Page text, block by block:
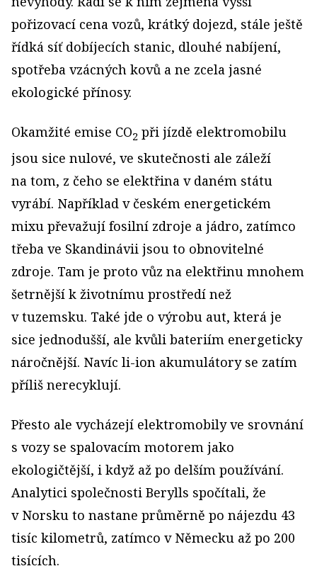
pořizovací cena vozů, krátký dojezd, stále ještě
řídká síť dobíjecích stanic, dlouhé nabíjení,
spotřeba vzácných kovů a ne zcela jasné
ekologické přínosy.
Okamžité emise CO2 při jízdě elektromobilu
jsou sice nulové, ve skutečnosti ale záleží
na tom, z čeho se elektřina v daném státu
vyrábí. Například v českém energetickém
mixu převažují fosilní zdroje a jádro, zatímco
třeba ve Skandinávii jsou to obnovitelné
zdroje. Tam je proto vůz na elektřinu mnohem
šetrnější k životnímu prostředí než
v tuzemsku. Také jde o výrobu aut, která je
sice jednodušší, ale kvůli bateriím energeticky
náročnější. Navíc li­-ion akumulátory se zatím
příliš nerecyklují.
Přesto ale vycházejí elektromobily ve srovnání
s vozy se spalovacím motorem jako
ekologičtější, i když až po delším používání.
Analytici společnosti Berylls spočítali, že
v Norsku to nastane průměrně po nájezdu 43
tisíc kilometrů, zatímco v Německu až po 200
tisících.